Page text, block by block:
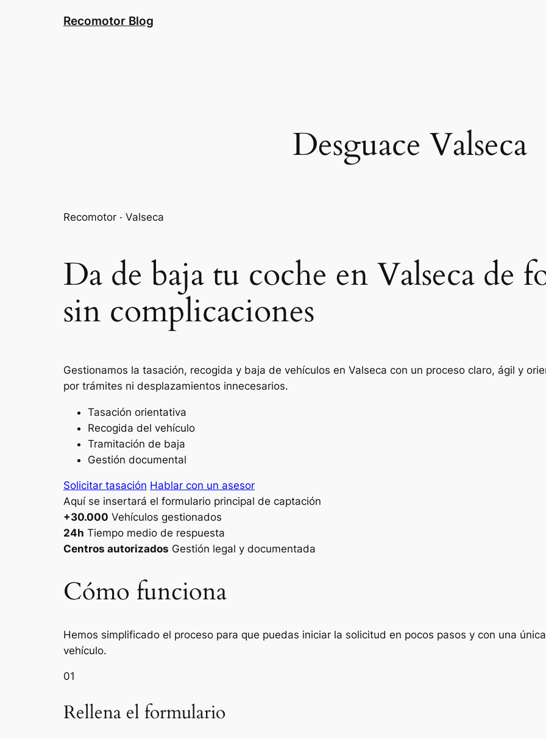
Recomotor Blog
Desguace Valseca
Recomotor · Valseca
Da de baja tu coche en Valseca de
sin complicaciones
Gestionamos la tasación, recogida y baja de vehículos en Valseca con un proceso claro, ágil y
por trámites ni desplazamientos innecesarios.
Tasación orientativa
Recogida del vehículo
Tramitación de baja
Gestión documental
Solicitar tasación Hablar con un asesor
Aquí se insertará el formulario principal de captación
+30.000 Vehículos gestionados
24h Tiempo medio de respuesta
Centros autorizados Gestión legal y documentada
Cómo funciona
Hemos simplificado el proceso para que puedas iniciar la solicitud en pocos pasos y con una
vehículo.
01
Rellena el formulario